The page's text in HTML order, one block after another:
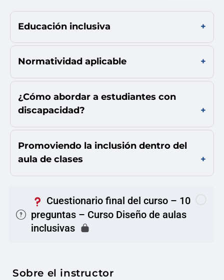
Educación inclusiva
Normatividad aplicable
¿Cómo abordar a estudiantes con
discapacidad?
Promoviendo la inclusión dentro del
aula de clases
Cuestionario final del curso – 10
preguntas – Curso Diseño de aulas
inclusivas
Sobre el instructor